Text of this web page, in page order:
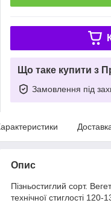
Що таке купити з
Замовлення під
Опис
Пізньостиглий сорт.
технічної стиглості 120-